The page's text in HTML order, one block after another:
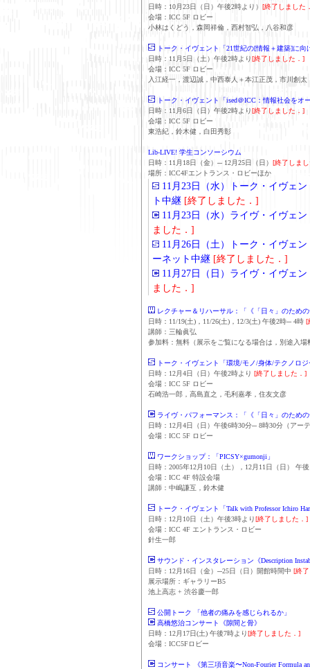
日時：10月23日（日）午後2時より） [終了しました
会場：ICC 5F ロビー
小林はくどう，森岡祥倫，西村智弘，八谷和彦
トーク・イヴェント「21世紀の[情報＋建築]に向
日時：11月5日（土）午後2時より[終了しました．]
会場：ICC 5F ロビー
入江経一，渡辺誠，中西泰人＋本江正茂，市川創
トーク・イヴェント「ised＠ICC：情報社会をオ
日時：11月6日（日）午後2時より[終了しました．]
会場：ICC 5F ロビー
東浩紀，鈴木健，白田秀彰
Lib-LIVE! 学生コンソーシウム
日時：11月18日（金）─ 12月25日（日） [終了しま
場所：ICC4Fエントランス・ロビーほか
11月23日（水）トーク・イヴェ
ト中継 [終了しました．]
11月23日（水）ライヴ・イヴェ
ました．]
11月26日（土）トーク・イヴェ
ーネット中継 [終了しました．]
11月27日（日）ライヴ・イヴェ
ました．]
レクチャー＆リハーサル：「《「日々」のため
日時：11/19(土)，11/26(土)，12/3(土) 午後2時─ 4時 [
講師：三輪眞弘
参加料：無料（展示をご覧になる場合は，別途入場
トーク・イヴェント「環境/モノ/身体/テクノロジ
日時：12月4日（日）午後2時より [終了しました．]
会場：ICC 5F ロビー
石崎浩一郎，高島直之，毛利嘉孝，住友文彦
ライヴ・パフォーマンス：「《「日々」のため
日時：12月4日（日）午後6時30分─ 8時30分（アー
会場：ICC 5F ロビー
ワークショップ：「PICSY×gumonji」
日時：2005年12月10日（土），12月11日（日） 午
会場：ICC 4F 特設会場
講師：中嶋謙互，鈴木健
トーク・イヴェント「Talk with Professor Ichiro
日時：12月10日（土）午後3時より[終了しました．]
会場：ICC 4F エントランス・ロビー
針生一郎
サウンド・インスタレーション《Description
日時：12月16日（金）─25日（日）開館時間中 [終
展示場所：ギャラリーB5
池上高志 + 渋谷慶一郎
公開トーク 「他者の痛みを感じられるか」
高橋悠治コンサート《隙間と骨》
日時：12月17日(土) 午後7時より[終了しました．]
会場：ICC5Fロビー
コンサート 《第三項音楽〜Non-Fourier Formula